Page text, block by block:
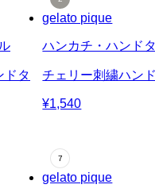
ドタ
gelato pique
ハンカチ・ハンド
チェリー刺繍ハン
¥1,540
gelato pique